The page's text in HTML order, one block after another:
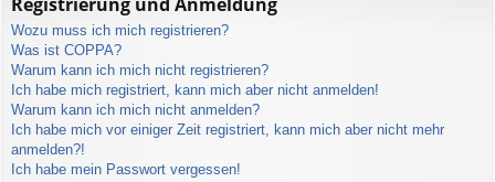
riff
Wozu muss ich mich registrieren?
Was ist COPPA?
Warum kann ich mich nicht registrieren?
Ich habe mich registriert, kann mich aber nicht anmelden!
Warum kann ich mich nicht anmelden?
Ich habe mich vor einiger Zeit registriert, kann mich aber nicht mehr
anmelden?!
Ich habe mein Passwort vergessen!